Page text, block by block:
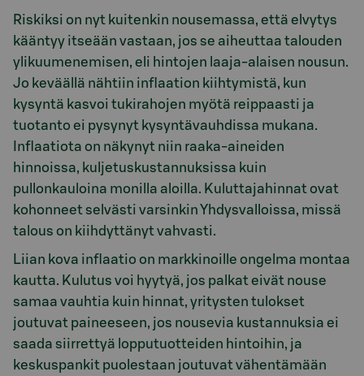
Riskiksi on nyt kuitenkin nousemassa, että elvytys
kääntyy itseään vastaan, jos se aiheuttaa talouden
ylikuumenemisen, eli hintojen laaja-alaisen nousun.
Jo keväällä nähtiin inflaation kiihtymistä, kun
kysyntä kasvoi tukirahojen myötä reippaasti ja
tuotanto ei pysynyt kysyntävauhdissa mukana.
Inflaatiota on näkynyt niin raaka-aineiden
hinnoissa, kuljetuskustannuksissa kuin
pullonkauloina monilla aloilla. Kuluttajahinnat ovat
kohonneet selvästi varsinkin Yhdysvalloissa, missä
talous on kiihdyttänyt vahvasti.
Liian kova inflaatio on markkinoille ongelma montaa
kautta. Kulutus voi hyytyä, jos palkat eivät nouse
samaa vauhtia kuin hinnat, yritysten tulokset
joutuvat paineeseen, jos nousevia kustannuksia ei
saada siirrettyä lopputuotteiden hintoihin, ja
keskuspankit puolestaan joutuvat vähentämään